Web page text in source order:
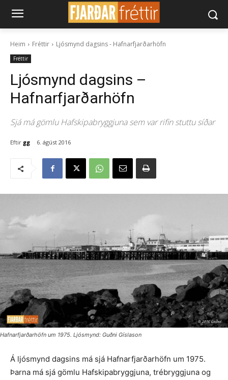
Heim Fréttir Ljósmynd dagsins - Hafnarfjarðarhöfn
Fréttir
Ljósmynd dagsins –
Hafnarfjarðarhöfn
Sjá má gömlu Hafskipabryggjuna sem var rifin stuttu síðar
Eftir gg 6. ágúst 2016
Hafnarfjarðarhöfn um 1975. Ljósmynd: Guðni Gíslason
Á ljósmynd dagsins má sjá Hafnarfjarðarhöfn um 1975.
Þarna má sjá gömlu Hafskipabryggjuna, trébryggjuna og